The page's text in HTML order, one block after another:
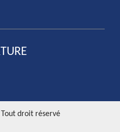
droit réservé